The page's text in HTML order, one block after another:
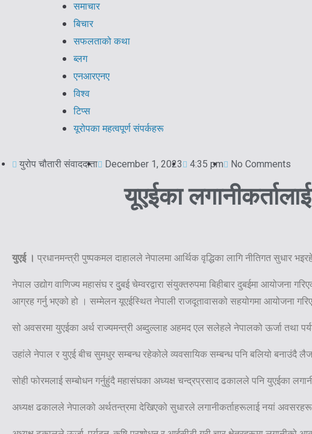
समाचार
बिचार
सफलताको कथा
ब्लग
एनआरएनए
विश्व
टिप्स
यूरोपका महत्वपूर्ण संपर्कहरू
युरोप चौतारी संवाददाता December 1, 2023 4:35 pm No Comments
यूएईका
युएई । प्रधानमन्त्री पुष्पकमल दाहालले नेपालमा आर्थिक वृद्धिका लागि नीतिगत सुधार
नेपाल उद्योग वाणिज्य महासंघ र दुुबई चेम्वरद्वारा संयुक्तरुपमा बिहीबार दुबईमा आयोजना
आग्रह गर्नु भएको हो । सम्मेलन यूएईस्थित नेपाली राजदूतावासको सहयोगमा आयोजना
सो अवसरमा युएईका अर्थ राज्यमन्त्री अब्दुल्लाह अहमद एल सलेहले नेपालको ऊर्जा तथा
उहांले नेपाल र युएई बीच सुमधुर सम्बन्ध रहेकोले व्यवसायिक सम्बन्ध पनि बलियो बनाउंदै
सोही फोरमलाई सम्बोधन गर्नुहुंदै महासंघका अध्यक्ष चन्द्रप्रसाद ढकालले पनि युएईका
अध्यक्ष ढकालले नेपालको अर्थतन्त्रमा देखिएको सुधारले लगानीकर्ताहरूलाई नयां